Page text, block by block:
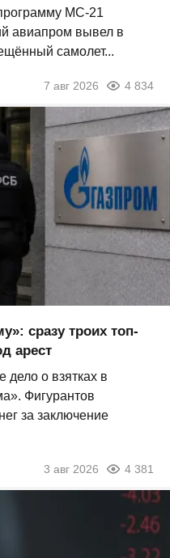
МС-21
авиапром вывел в
самолет...
7 авг 2026 4 834
сразу троих топ-
арест
дело о взятках в
Фигурантов
за заключение
3 авг 2026 4 381